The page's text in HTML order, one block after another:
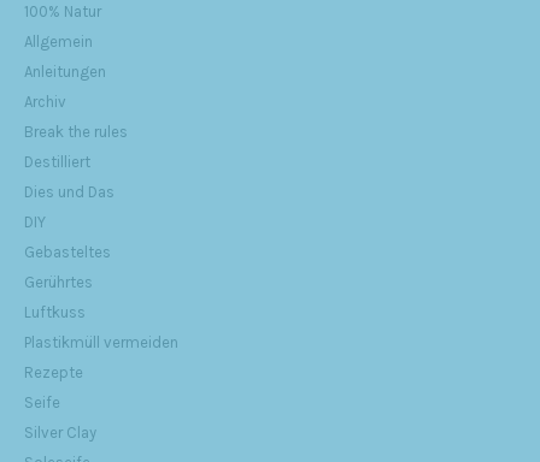
100% Natur
Allgemein
Anleitungen
Archiv
Break the rules
Destilliert
Dies und Das
DIY
Gebasteltes
Gerührtes
Luftkuss
Plastikmüll vermeiden
Rezepte
Seife
Silver Clay